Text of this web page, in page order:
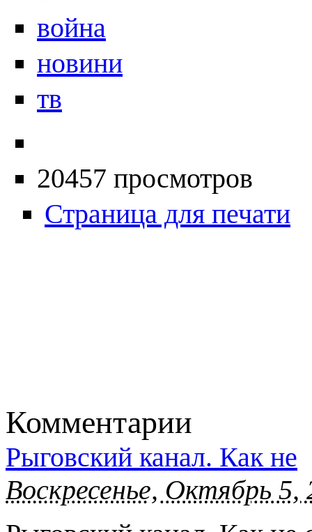
война
новини
тв
20457 просмотров
Страница для печати
Комментарии
Рыговский канал. Как не
Воскресенье, Октябрь